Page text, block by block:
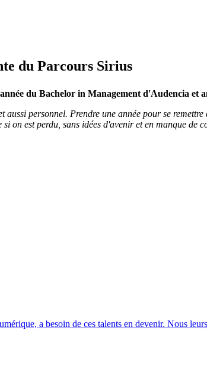
du Parcours Sirius
du Bachelor in Management d'Audencia et
personnel. Prendre une année pour se
on est perdu, sans idées d'avenir et en manque de
a besoin de ces talents en devenir. Nous